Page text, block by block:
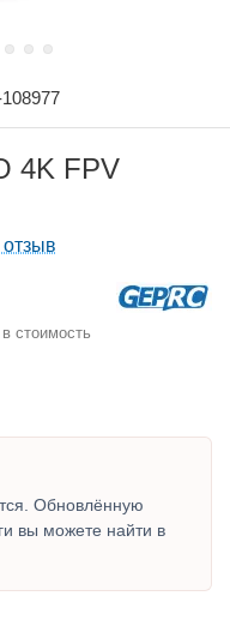
4K FPV
стоимость
Обновлённую
вы можете найти в